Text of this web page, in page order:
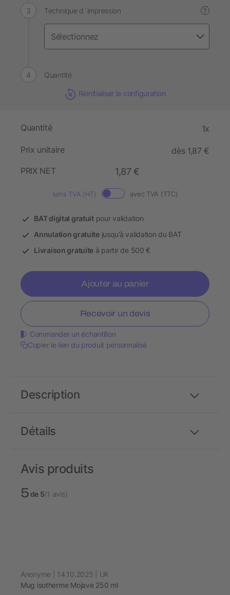
Technique d´impression ?
Quantité
Réinitialiser la configuration
Quantité 1x
Prix unitaire
dès 1,87 €
PRIX NET
1,87 €
sans TVA (HT) avec TVA (TTC)
BAT digital gratuitpour validation
Annulation gratuitejusqu’à validation du BAT
Livraison gratuite à partir de 500 €
Ajouter au panier
Recevoir un devis
Commander un échantillon
Copier le lien du produit personnalisé
Détails
Description
Avis produits
5de 5(1 avis)
Anonyme | 14.10.2025 | UK
Mug isotherme Mojave 250 ml